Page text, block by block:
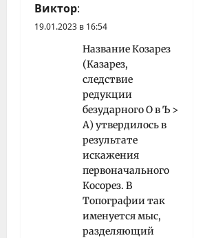
с
и
Виктор:
19.01.2023 в 16:54
Название Козарез
(Казарез,
следствие
редукции
безударного О в Ъ >
А) утвердилось в
результате
искажения
первоначального
Косорез. В
Топографии так
именуется мыс,
разделяющий